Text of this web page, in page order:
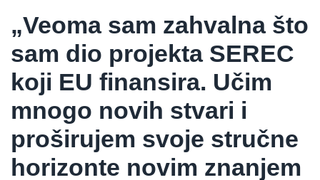
„Veoma sam zahvalna što
sam dio projekta SEREC
koji EU finansira. Učim
mnogo novih stvari i
proširujem svoje stručne
horizonte novim znanjem